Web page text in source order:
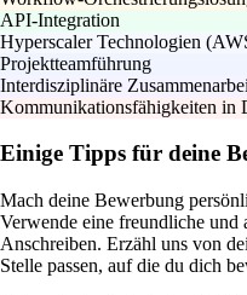
API-Integration
Hyperscaler Technologien
Projektteamführung
Interdisziplinäre
Kommunikationsfähigkeiten in
Einige Tipps für deine
Mach deine Bewerbung
Verwende eine freundliche und
Anschreiben. Erzähl uns von
Stelle passen, auf die du dich